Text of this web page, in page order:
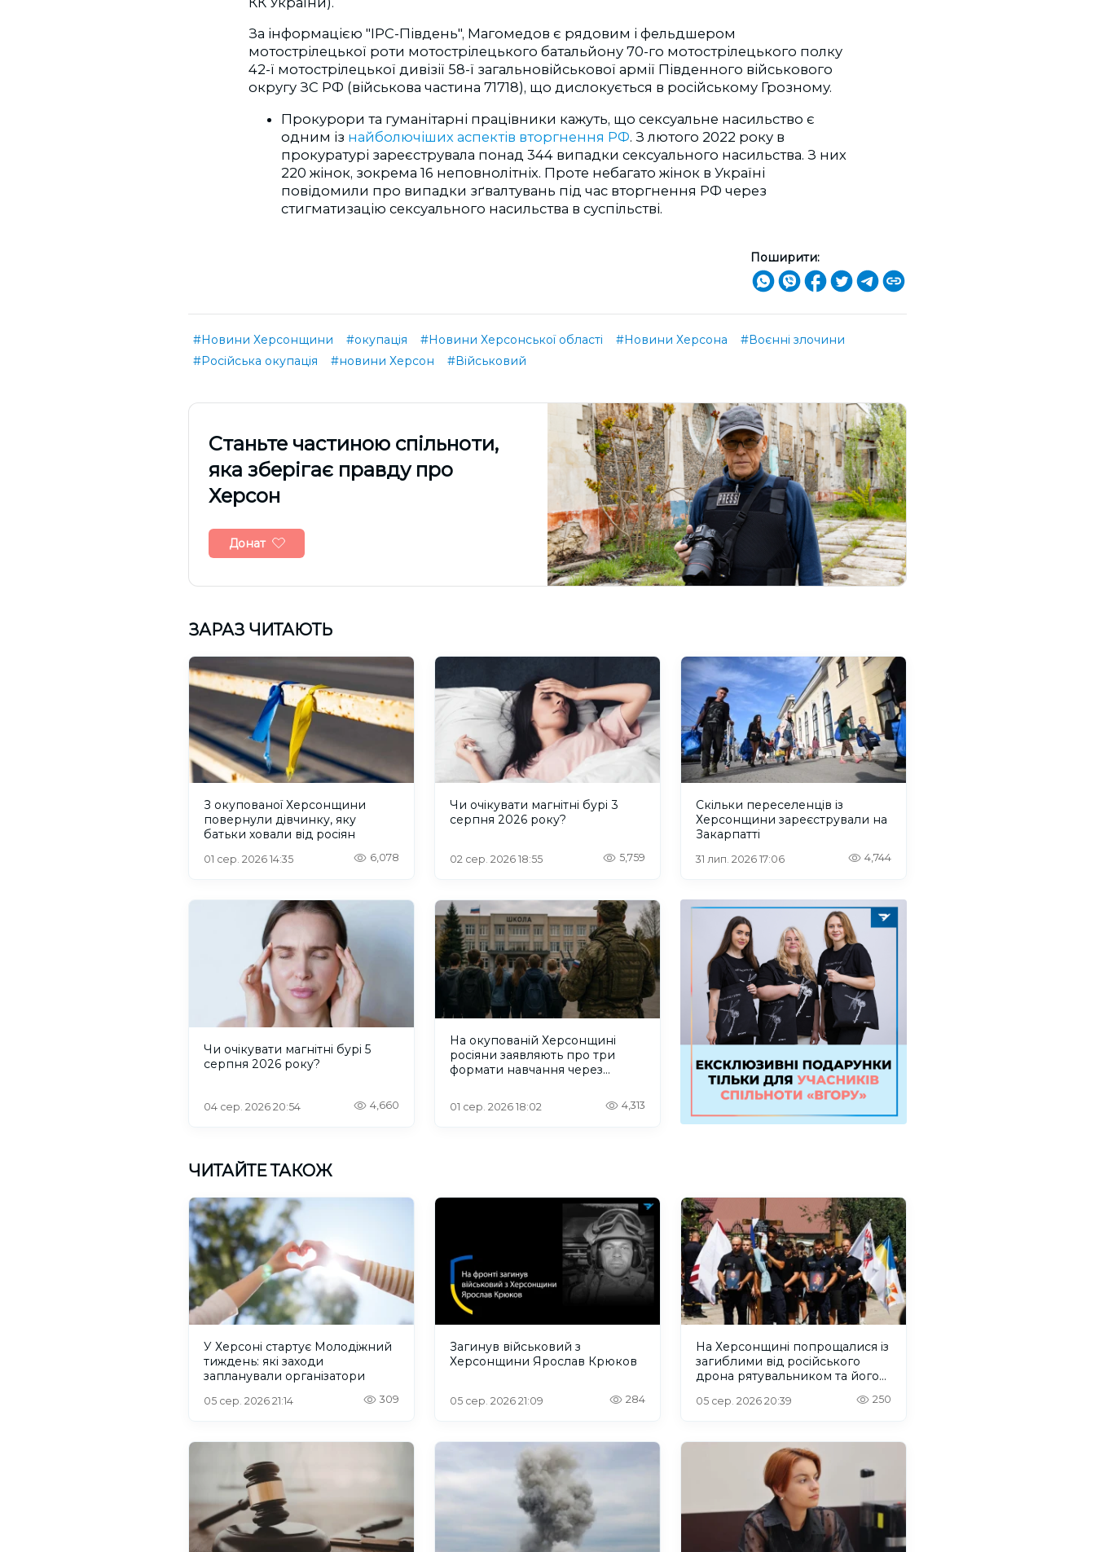
За інформацією "ІРС-Південь", Магомедов є рядовим і фельдшером
мотострілецької роти мотострілецького батальйону 70-го мотострілецького полку
42-ї мотострілецької дивізії 58-ї загальновійськової армії Південного військового
округу ЗС РФ (військова частина 71718), що дислокується в російському Грозному.
Прокурори та гуманітарні працівники кажуть, що сексуальне насильство є
одним із найболючіших аспектів вторгнення РФ. З лютого 2022 року в
прокуратурі зареєструвала понад 344 випадки сексуального насильства. З них
220 жінок, зокрема 16 неповнолітніх. Проте небагато жінок в Україні
повідомили про випадки зґвалтувань під час вторгнення РФ через
стигматизацію сексуального насильства в суспільстві.
Поширити:
#Новини Херсонщини #окупація #Новини Херсонської області #Новини Херсона
#Воєнні злочини
#Російська окупація
#новини Херсон #Військовий
Cтаньте частиною спільноти,
яка зберігає правду про
Херсон
Донат
ЗАРАЗ ЧИТАЮТЬ
З окупованої Херсонщини
повернули дівчинку, яку
батьки ховали від росіян
01 сер. 2026 14:35 6,078
Чи очікувати магнітні бурі 3
серпня 2026 року?
02 сер. 2026 18:55 5,759
Скільки переселенців із
Херсонщини зареєстрували на
Закарпатті
31 лип. 2026 17:06 4,744
Чи очікувати магнітні бурі 5
серпня 2026 року?
04 сер. 2026 20:54 4,660
На окупованій Херсонщині
росіяни заявляють про три
формати навчання через
01 сер. 2026 18:02 4,313
ЧИТАЙТЕ ТАКОЖ
У Херсоні стартує Молодіжний
тиждень: які заходи
запланували організатори
05 сер. 2026 21:14 309
Загинув військовий з
Херсонщини Ярослав Крюков
05 сер. 2026 21:09 284
На Херсонщині попрощалися із
загиблими від російського
дрона рятувальником та його
05 сер. 2026 20:39 250